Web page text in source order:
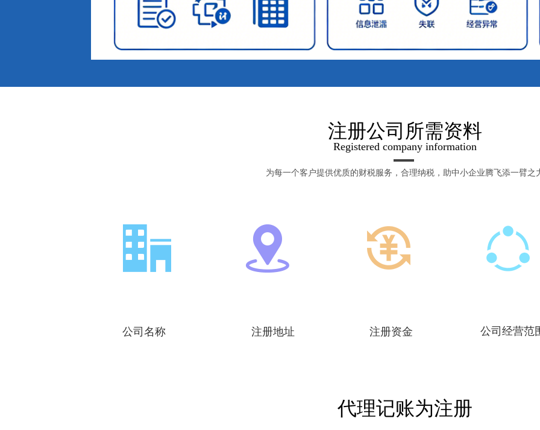
注册公司所需资料
Registered company information
为每一个客户提供优质的财税服务，合理纳税，助中小企业腾飞添一臂之
注册资金 公司经营范
代理记账为注册
公司名称 注册地址